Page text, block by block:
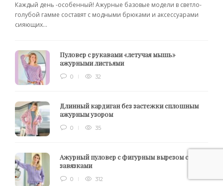
Каждый день -особенный! Ажурные базовые модели в светло-
голубой гамме составят с модными брюками и аксессуарами
сияющих...
Пуловер с рукавами «летучая мышь»
ажурными листьями
0 32
Длинный кардиган без застежки сплошным
ажурным узором
0 35
Ажурный пуловер с фигурным вырезом с
завязками
0 312